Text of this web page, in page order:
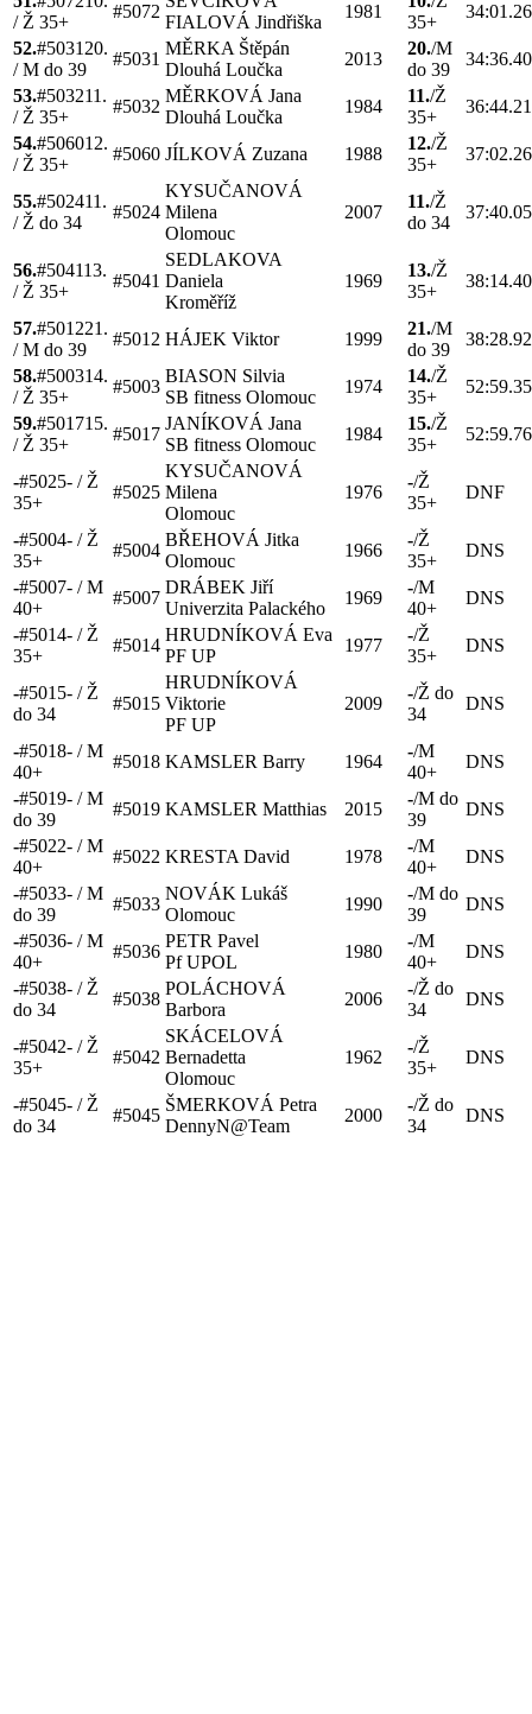
/ Ž 35+
#5072
FIALOVÁ Jindřiška
1981
35+
52.#5031 20.
/M do 39
#5031
MĚRKA Štěpán
Dlouhá Loučka
2013
20./M
do 39
53.#503211.
/ Ž 35+
#5032
MĚRKOVÁ Jana
Dlouhá Loučka
1984
11./Ž
35+
54.#506012.
/ Ž 35+
#5060 JÍLKOVÁ Zuzana 1988
12./Ž
35+
55.#502411.
/ Ž do 34
#5024
KYSUČANOVÁ
Milena
Olomouc
2007
11./Ž
do 34
56.#504113.
/ Ž 35+
#5041
SEDLAKOVA
Daniela
Kroměříž
1969
13./Ž
35+
57.#501221.
/M do 39
#5012 HÁJEK Viktor 1999
21./M
do 39
58.#500314.
/ Ž 35+
#5003
BIASON Silvia
SB fitness Olomouc
1974
14./Ž
35+
59.#501715.
/ Ž 35+
#5017
JANÍKOVÁ Jana
SB fitness Olomouc
1984
15./Ž
35+
-#5025- / Ž
35+
#5025
KYSUČANOVÁ
Milena
Olomouc
1976
-/Ž
35+
DNF
-#5004- / Ž
35+
#5004
BŘEHOVÁ Jitka
Olomouc
1966
-/Ž
35+
DNS
-#5007- /M
40+
#5007
DRÁBEK Jiří
Univerzita Palackého
1969
-/M
40+
DNS
-#5014- / Ž
35+
#5014
HRUDNÍKOVÁ Eva
PF UP
1977
-/Ž
35+
DNS
-#5015- / Ž
do 34
#5015
HRUDNÍKOVÁ
Viktorie
PF UP
2009
-/Ž do
34
DNS
-#5018- /M
40+
#5018 KAMSLER Barry 1964
-/M
40+
DNS
-#5019- /M
do 39
#5019 KAMSLER Matthias 2015
-/M do
39
DNS
-#5022- /M
40+
#5022 KRESTA David 1978
-/M
40+
DNS
-#5033- /M
do 39
#5033
NOVÁK Lukáš
Olomouc
1990
-/M do
39
DNS
-#5036- /M
40+
#5036
PETR Pavel
Pf UPOL
1980
-/M
40+
DNS
-#5038- / Ž
do 34
#5038
POLÁCHOVÁ
Barbora
2006
-/Ž do
34
DNS
-#5042- / Ž
35+
#5042
SKÁCELOVÁ
Bernadetta
Olomouc
1962
-/Ž
35+
DNS
-#5045- / Ž
do 34
#5045
ŠMERKOVÁ Petra
DennyN@Team
2000
-/Ž do
34
DNS